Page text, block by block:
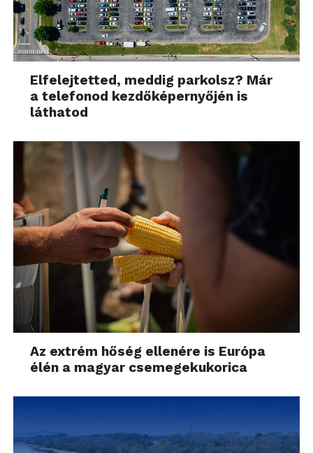
Elfelejtetted, meddig parkolsz? Már
a telefonod kezdőképernyőjén is
láthatod
Az extrém hőség ellenére is Európa
élén a magyar csemegekukorica